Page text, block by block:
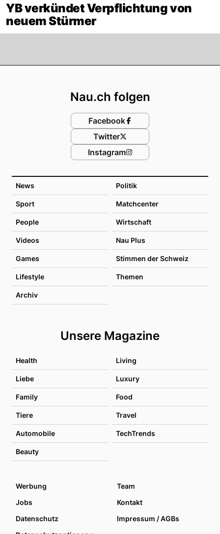
YB verkündet Verpflichtung von
neuem Stürmer
News Politik
Sport Matchcenter
People Wirtschaft
Videos Nau Plus
Games Stimmen der Schweiz
Lifestyle Themen
Archiv
Unsere Magazine
Health Living
Liebe Luxury
Family Food
Tiere Travel
Automobile TechTrends
Beauty
Nau.ch folgen
Facebook
Twitter
Instagram
Werbung
Team
Jobs
Kontakt
Datenschutz
Impressum / AGBs